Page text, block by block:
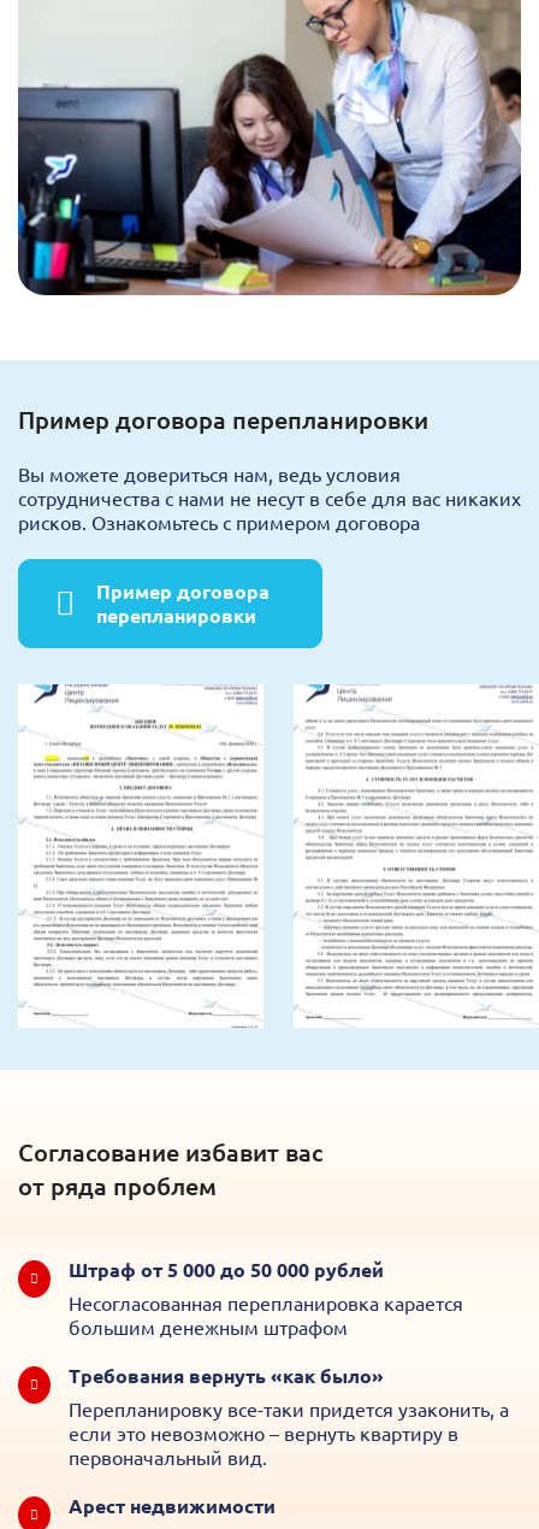
Пример договора перепланировки
Вы можете довериться нам, ведь условия
сотрудничества с нами не несут в себе для вас никаких
рисков. Ознакомьтесь с примером договора
Пример договора
перепланировки
Согласование избавит вас
от ряда проблем
Штраф от 5 000 до 50 000 рублей
Несогласованная перепланировка карается
большим денежным штрафом
Требования вернуть «как было»
Перепланировку все-таки придется узаконить, а
если это невозможно – вернуть квартиру в
первоначальный вид.
Арест недвижимости